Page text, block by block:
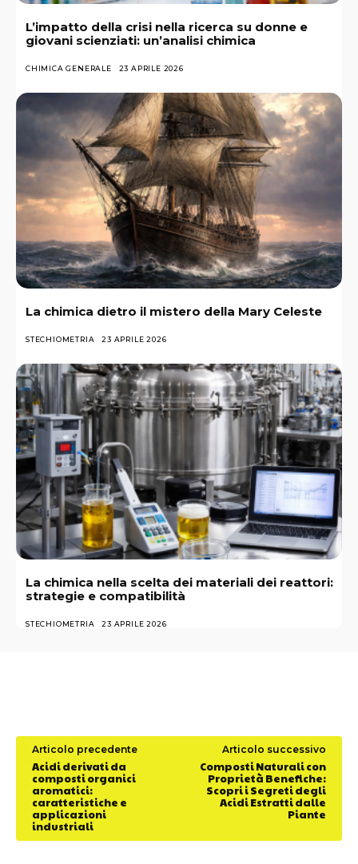
L’impatto della crisi nella ricerca su donne e
giovani scienziati: un’analisi chimica
CHIMICA GENERALE 23 APRILE 2026
La chimica dietro il mistero della Mary Celeste
STECHIOMETRIA 23 APRILE 2026
La chimica nella scelta dei materiali dei reattori:
strategie e compatibilità
STECHIOMETRIA 23 APRILE 2026
Articolo precedente
Acidi derivati da
composti organici
aromatici:
caratteristiche e
applicazioni
industriali
Articolo successivo
Composti Naturali con
Proprietà Benefiche:
Scopri i Segreti degli
Acidi Estratti dalle
Piante